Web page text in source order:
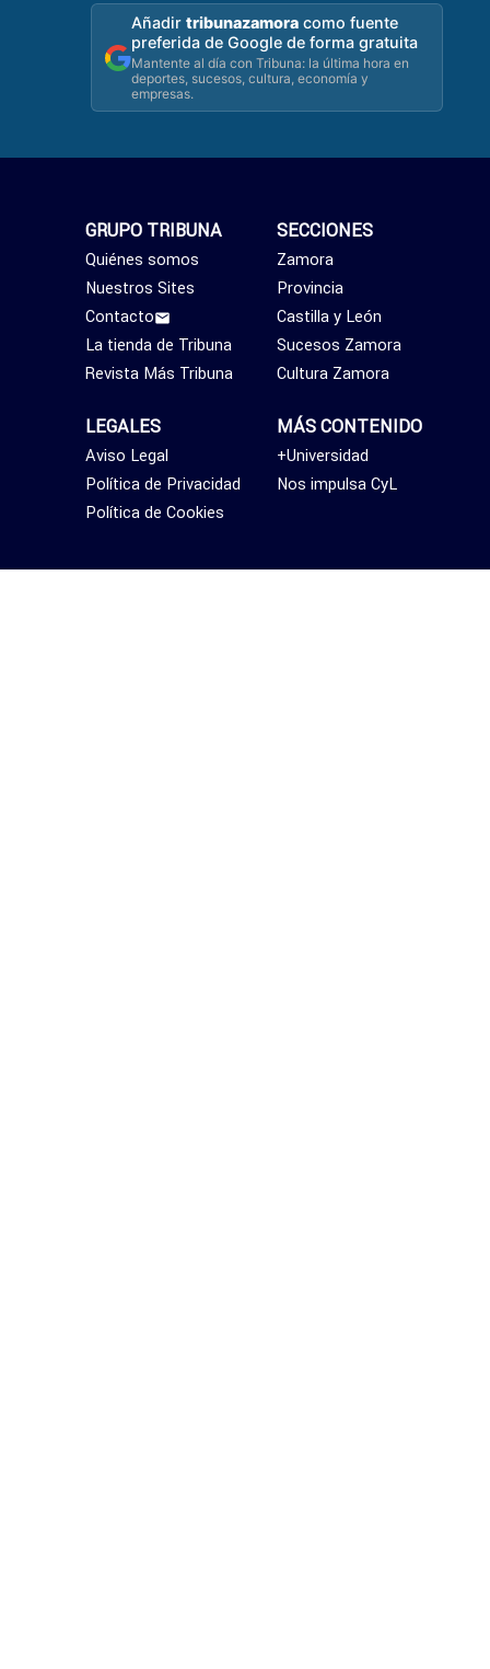
Añadirtribunazamora como fuente
preferida de Google de forma gratuita
Mantente al día con Tribuna: la última hora en
deportes, sucesos, cultura, economía y
empresas.
SECCIONES
Zamora
Provincia
Castilla y León
Sucesos Zamora
Cultura Zamora
MÁS CONTENIDO
+Universidad
Nos impulsa CyL
GRUPO TRIBUNA
Quiénes somos
Nuestros Sites
Contacto
La tienda de Tribuna
Revista Más Tribuna
LEGALES
Aviso Legal
Política de Privacidad
Política de Cookies